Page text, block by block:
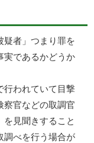
疑者」つまり罪を
実であるかどうか
行われていて目撃
察官などの取調官
見聞きすること
調べを行う場合が